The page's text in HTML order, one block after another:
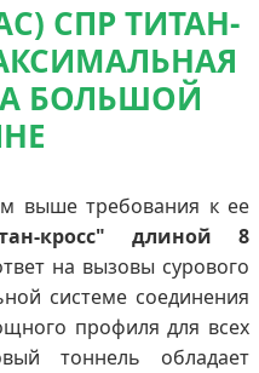
СПР ТИТАН-
БОЛЬШОЙ
выше требования к ее
кросс" длиной 8
на вызовы сурового
системе соединения
профиля для всех
тоннель обладает